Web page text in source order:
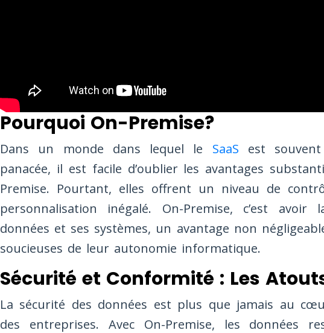
Pourquoi On-Premise?
Dans un monde dans lequel le SaaS est
panacée, il est facile d’oublier les avantages
Premise. Pourtant, elles offrent un niveau de
personnalisation inégalé. On-Premise, c’est
données et ses systèmes, un avantage non
soucieuses de leur autonomie informatique.
Sécurité et Conformité : Les
La sécurité des données est plus que jamais au
des entreprises. Avec On-Premise, les données